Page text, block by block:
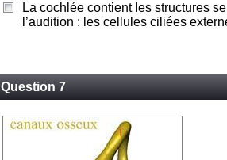
La cochlée contient les structures
l’audition : les cellules ciliées
Question 7